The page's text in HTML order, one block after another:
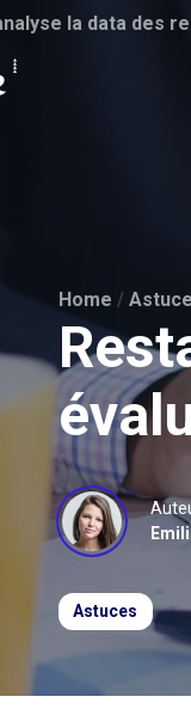
la data des
Home /
Astuces